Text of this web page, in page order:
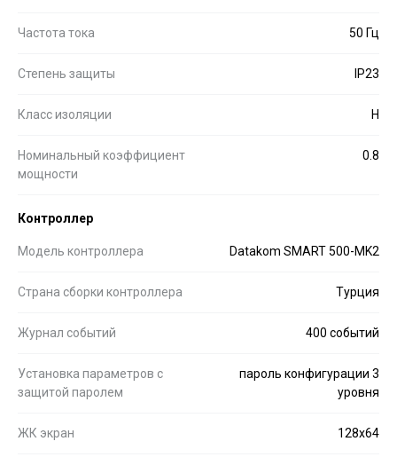
Частота тока 50 Гц
Степень защиты IP23
Класс изоляции H
Номинальный коэффициент
мощности
0.8
Контроллер
Модель контроллера Datakom SMART 500-MK2
Страна сборки контроллера Турция
Журнал событий 400 событий
Установка параметров с
защитой паролем
пароль конфигурации 3
уровня
ЖК экран 128x64